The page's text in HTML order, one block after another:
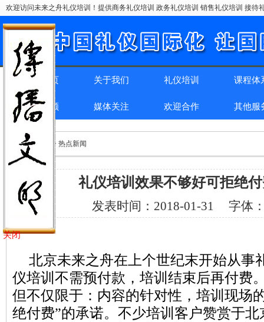
欢迎访问未来之舟礼仪培训！提供商务礼仪培训 政务礼仪培训 销售礼仪培训 接
网站首页 关于我们 礼仪培训 课程体
精彩回顾 媒体关注 欢迎合作 其他服
位置：首页 > > 热点新闻
礼仪培训效果不够好可拒绝
发表时间： 2018-01-31 字体
北京未来之舟在上个世纪末开始从事
仪培训不需预付款，培训结束后再付费
但不仅限于：内容的针对性，培训现场
绝付费”的承诺。不少培训客户赞赏于
关闭